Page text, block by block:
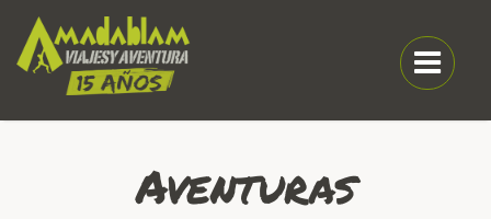
Aventuras